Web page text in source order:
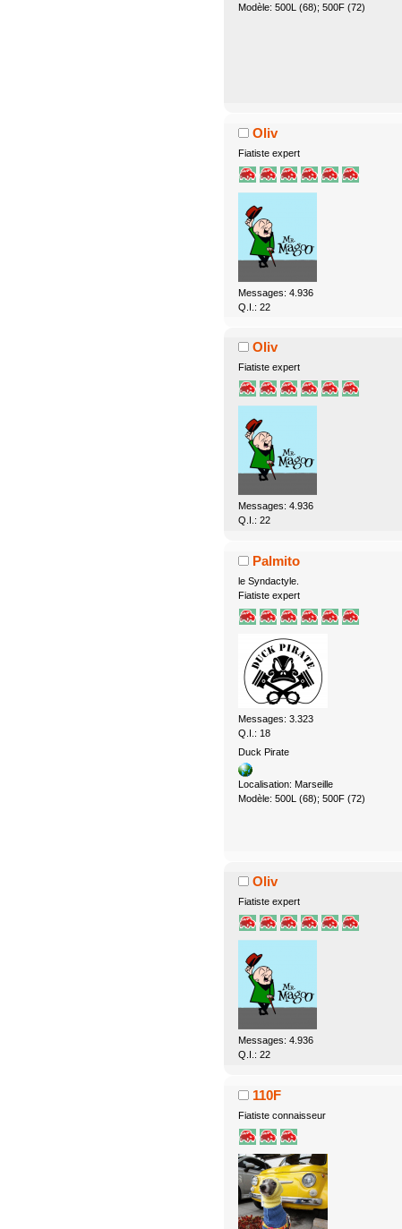
Modèle: 500L (68); 500F (72)
Oliv
Fiatiste expert
Messages: 4.936
Q.I.: 22
Oliv
Fiatiste expert
Messages: 4.936
Q.I.: 22
Palmito
le Syndactyle.
Fiatiste expert
Messages: 3.323
Q.I.: 18
Duck Pirate
Localisation: Marseille
Modèle: 500L (68); 500F (72)
Oliv
Fiatiste expert
Messages: 4.936
Q.I.: 22
110F
Fiatiste connaisseur